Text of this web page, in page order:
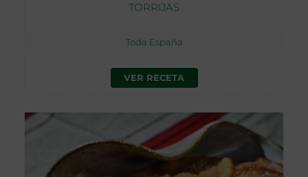
TORRIJAS
Toda España
VER RECETA